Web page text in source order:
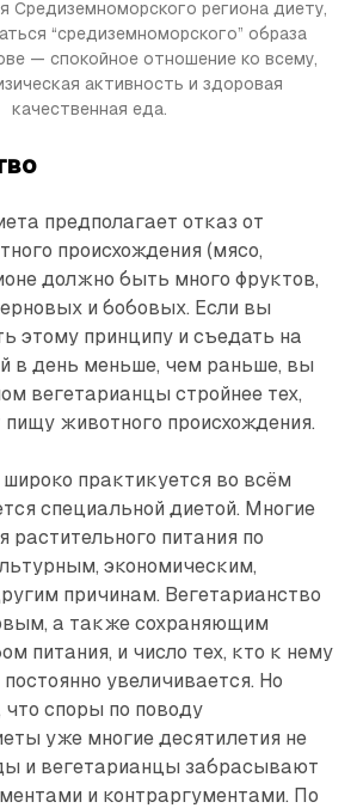
Средиземноморского региона диету,
“средиземноморского” образа
— спокойное отношение ко всему,
активность и здоровая
качественная еда.
предполагает отказ от
происхождения (мясо,
должно быть много фруктов,
и бобовых. Если вы
этому принципу и съедать на
в день меньше, чем раньше, вы
вегетарианцы стройнее тех,
пищу животного происхождения.
практикуется во всём
специальной диетой. Многие
питания по
экономическим,
причинам. Вегетарианство
а также сохраняющим
питания, и число тех, кто к нему
увеличивается. Но
споры по поводу
уже многие десятилетия не
и вегетарианцы забрасывают
и контраргументами. По